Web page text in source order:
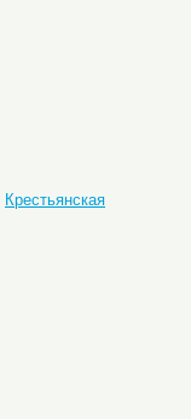
Крестьянская